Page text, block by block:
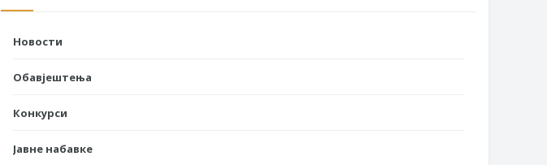
Новости
Обавјештења
Конкурси
Јавне набавке